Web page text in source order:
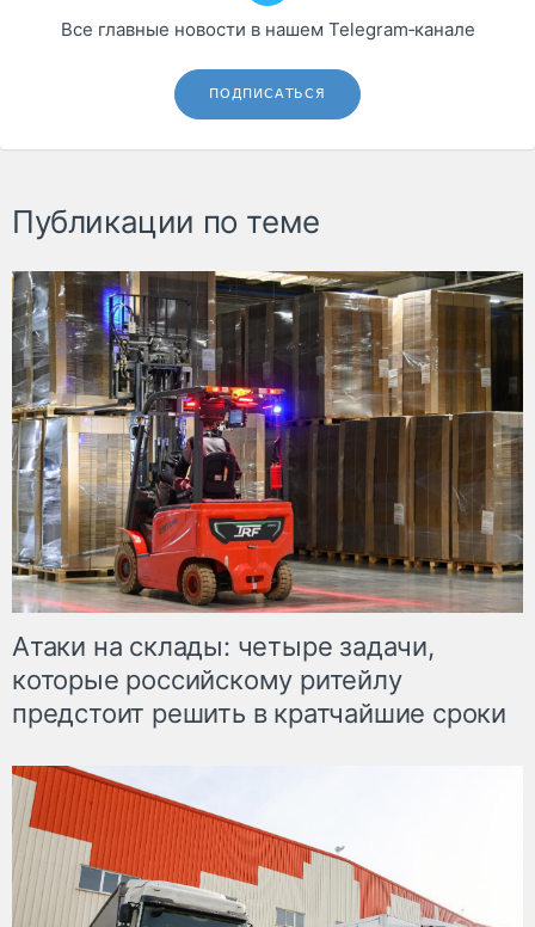
Все главные новости в нашем Telegram‑канале
ПОДПИСАТЬСЯ
Публикации по теме
Атаки на склады: четыре задачи,
которые российскому ритейлу
предстоит решить в кратчайшие сроки